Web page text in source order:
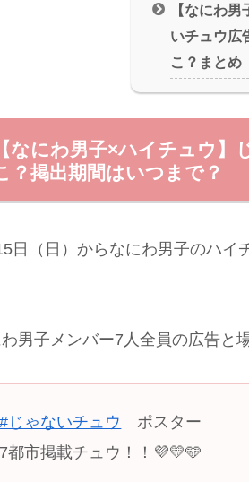
【なにわ
いチュウ広
こ？まとめ
【なにわ男子×ハイチュウ
？掲出期間はいつまで？
日（日）からなにわ男子のハイ
男子メンバー7人全員の広告と
#じゃないチュウ
ポスター
7都市掲載チュウ！！💜💛🩵